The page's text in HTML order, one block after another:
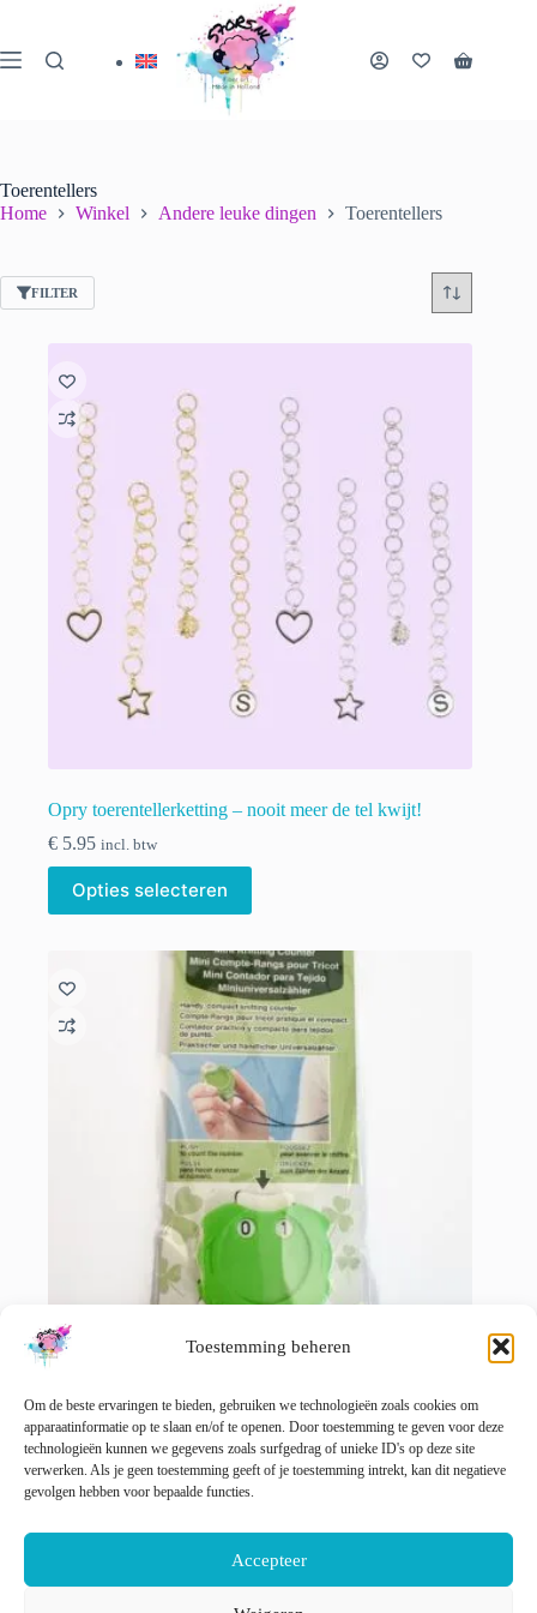
Toestemming beheren
Om de beste ervaringen te bieden, gebruiken we technologieën zoals cookies om
apparaatinformatie op te slaan en/of te openen. Door toestemming te geven voor deze
technologieën kunnen we gegevens zoals surfgedrag of unieke ID's op deze site
verwerken. Als je geen toestemming geeft of je toestemming intrekt, kan dit negatieve
gevolgen hebben voor bepaalde functies.
Accepteer
de
inhoud
Toerentellers
Home
Winkel Andere leuke dingen Toerentellers
FILTER
Opry toerentellerketting – nooit meer de tel kwijt!
€ 5.95 incl. btw
Opties selecteren
Dit
product
heeft
Deze
kan
Clover Toerenteller appeltjesgroen
€11.25 incl. btw
Toevoegen aan winkelwagen